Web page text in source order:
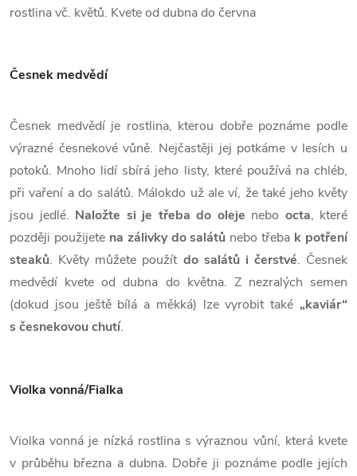
rostlina vč. květů. Kvete od dubna do června
Česnek medvědí
Česnek medvědí je rostlina, kterou dobře poznáme podle
výrazné česnekové vůně. Nejčastěji jej potkáme v lesích u
potoků. Mnoho lidí sbírá jeho listy, které používá na chléb,
při vaření a do salátů. Málokdo už ale ví, že také jeho květy
jsou jedlé. Naložte si je třeba do oleje nebo octa, které
později použijete na zálivky do salátů nebo třeba k potření
steaků. Květy můžete použít do salátů i čerstvé. Česnek
medvědí kvete od dubna do května. Z nezralých semen
(dokud jsou ještě bílá a měkká) lze vyrobit také „kaviár“
s česnekovou chutí.
Violka vonná/Fialka
Violka vonná je nízká rostlina s výraznou vůní, která kvete
v průběhu března a dubna. Dobře ji poznáme podle jejích